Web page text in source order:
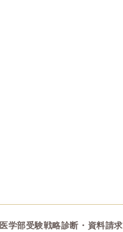
医学部受験戦略診断・資料請求